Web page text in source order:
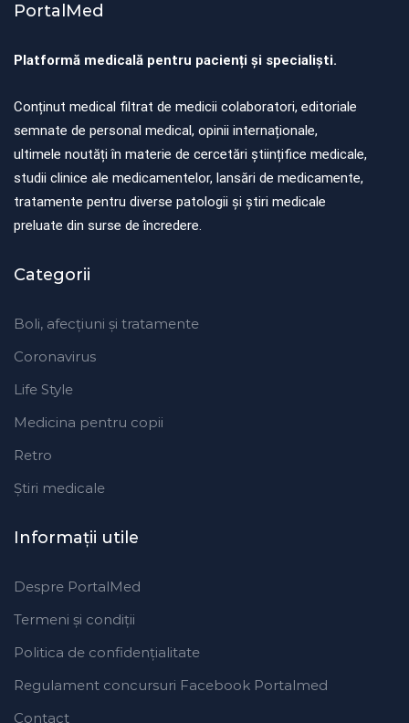
PortalMed
Platformă medicală pentru pacienți și specialiști.
Conținut medical filtrat de medicii colaboratori, editoriale
semnate de personal medical, opinii internaționale,
ultimele noutăți în materie de cercetări științifice medicale,
studii clinice ale medicamentelor, lansări de medicamente,
tratamente pentru diverse patologii și știri medicale
preluate din surse de încredere.
Categorii
Boli, afecțiuni și tratamente
Coronavirus
Life Style
Medicina pentru copii
Retro
Ştiri medicale
Informaţii utile
Despre PortalMed
Termeni și condiții
Politica de confidențialitate
Regulament concursuri Facebook Portalmed
Contact